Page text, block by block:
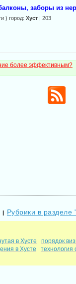
заборы из
) город: Хуст| 203
более эффективным?
| Рубрики в разделе
в Хусте
порядок
в Хусте
технология